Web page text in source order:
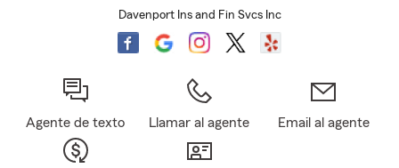
Davenport Ins and Fin Svcs Inc
Agente de texto Llamar al agente Email al agente